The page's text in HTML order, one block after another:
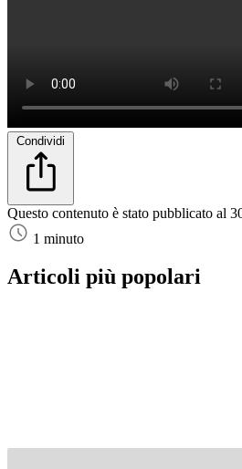
Condividi
Questo contenuto è stato pubblicato al
1 minuto
Articoli più popolari